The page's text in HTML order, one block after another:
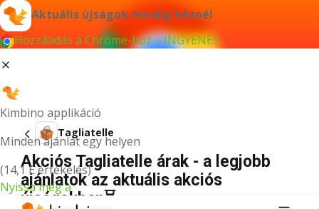
Aktuális újságok mindig kéznél
Hozzáadás a Chrome-hoz – INGYENES
Kimbino applikáció
Minden ajánlat egy helyen
(14,1 E értékelés)
Nyissa meg a
Tagliatelle
Akciós Tagliatelle árak - a legjobb
ajánlatok az aktuális akciós
újságokban⏳